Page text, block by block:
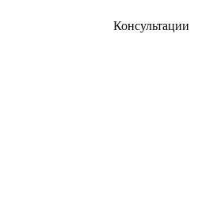
Консультации